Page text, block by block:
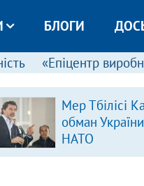
БЛОГИ
«Епіцентр
Мер Тбілісі
обман України
НАТО